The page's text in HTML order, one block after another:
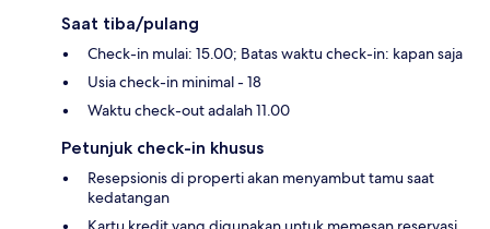
Saat tiba/pulang
Check-in mulai: 15.00; Batas waktu check-in: kapan saja
Usia check-in minimal - 18
Waktu check-out adalah 11.00
Petunjuk check-in khusus
Resepsionis di properti akan menyambut tamu saat
kedatangan